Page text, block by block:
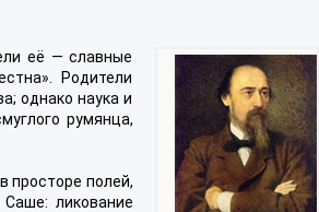
её — славные
Родители
однако наука и
румянца,
просторе полей,
ликование